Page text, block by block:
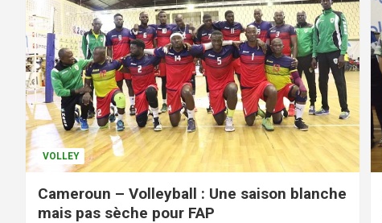
VOLLEY
Cameroun – Volleyball : Une saison blanche
mais pas sèche pour FAP